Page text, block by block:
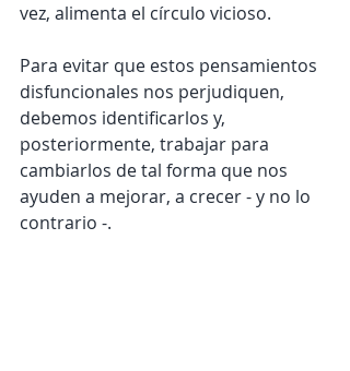
vez, alimenta el círculo vicioso.
Para evitar que estos pensamientos
disfuncionales nos perjudiquen,
debemos identificarlos y,
posteriormente, trabajar para
cambiarlos de tal forma que nos
ayuden a mejorar, a crecer - y no lo
contrario -.